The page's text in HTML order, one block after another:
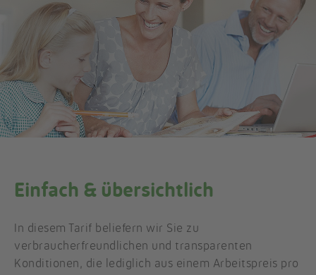
Einfach & übersichtlich
In diesem Tarif beliefern wir Sie zu
verbraucherfreundlichen und transparenten
Konditionen, die lediglich aus einem Arbeitspreis pro